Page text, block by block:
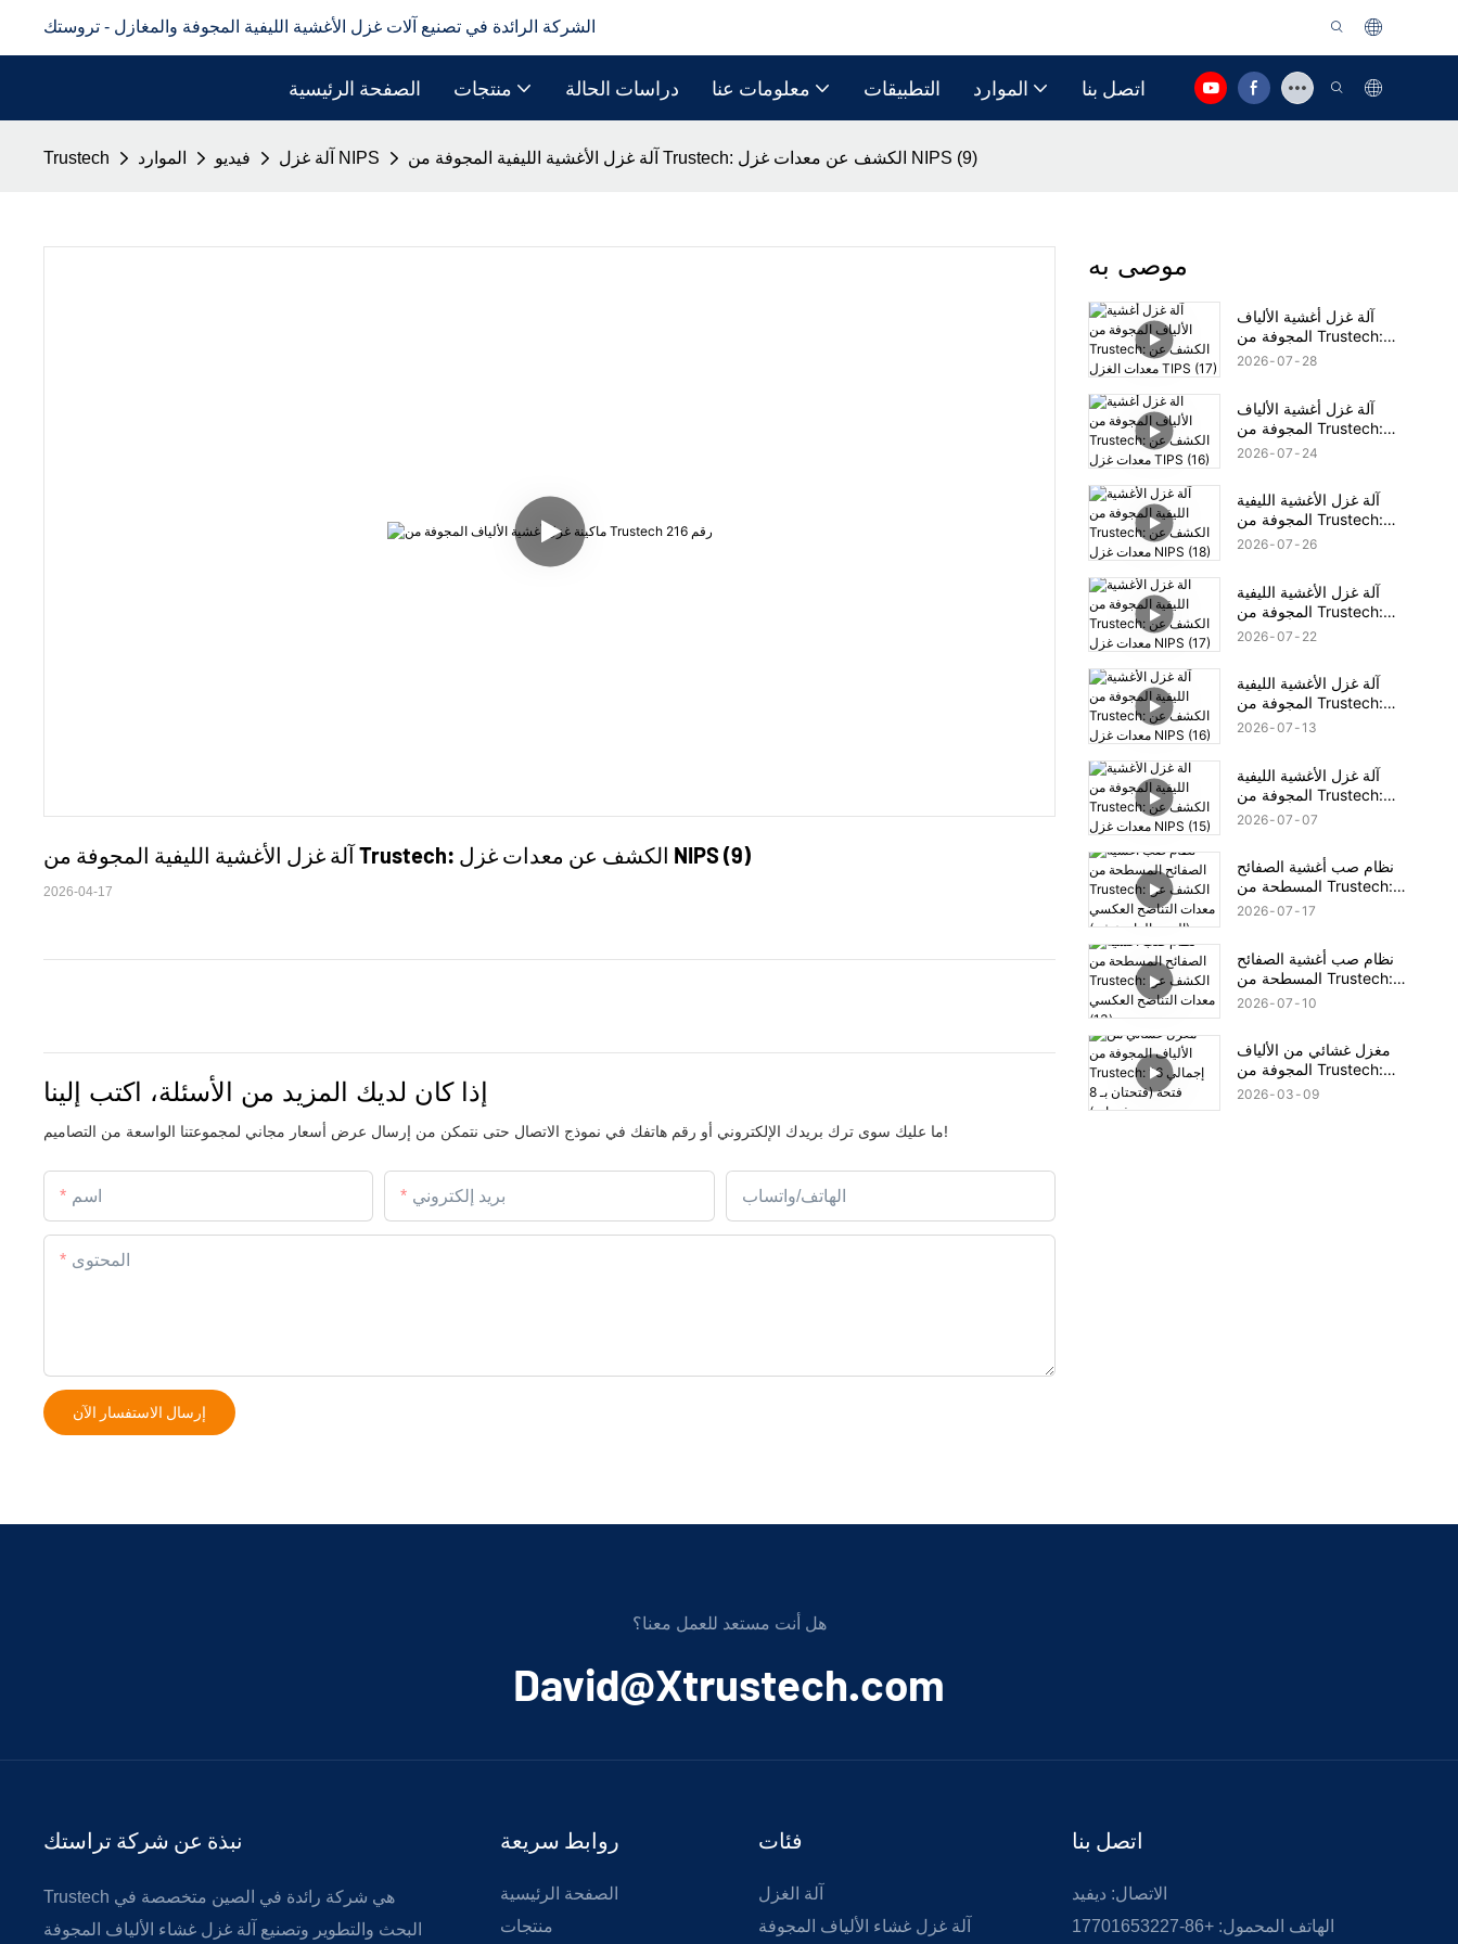
الشركة الرائدة في تصنيع آلات غزل الأغشية الليفية المجوفة والمغازل - تروستك
الصفحة الرئيسية منتجات دراسات الحالة معلومات عنا التطبيقات الموارد اتصل بنا
Trustech الموارد فيديو آلة غزل NIPS آلة غزل الأغشية الليفية المجوفة من Trustech: الكشف عن معدات غزل NIPS (9)
آلة غزل الأغشية الليفية المجوفة من Trustech: الكشف عن معدات غزل NIPS (9)
2026-04-17
إذا كان لديك المزيد من الأسئلة، اكتب إلينا
ما عليك سوى ترك بريدك الإلكتروني أو رقم هاتفك في نموذج الاتصال حتى نتمكن من إرسال عرض أسعار مجاني لمجموعتنا الواسعة من التصاميم!
اسم بريد إلكتروني الهاتف/واتساب
المحتوى
إرسال الاستفسار الآن
موصى به
آلة غزل أغشية الألياف
المجوفة من Trustech:
الكشف عن معدات الغزل
2026 07 28
آلة غزل أغشية الألياف
المجوفة من Trustech:
الكشف عن معدات غزل
2026 07 24
آلة غزل الأغشية الليفية
المجوفة من Trustech:
الكشف عن معدات غزل
2026 07 26
آلة غزل الأغشية الليفية
المجوفة من Trustech:
الكشف عن معدات غزل
2026 07 22
آلة غزل الأغشية الليفية
المجوفة من Trustech:
الكشف عن معدات غزل
2026 07 13
آلة غزل الأغشية الليفية
المجوفة من Trustech:
الكشف عن معدات غزل
2026 07 07
نظام صب أغشية الصفائح
المسطحة من Trustech:
الكشف عن معدات التناضح
2026 07 17
نظام صب أغشية الصفائح
المسطحة من Trustech:
الكشف عن معدات التناضح
2026 07 10
مغزل غشائي من الألياف
المجوفة من Trustech:
إجمالي 16 فتحة (فتحتان بـ
2026 03 09
هل أنت مستعد للعمل معنا؟
﻿David@Xtrustech.com
نبذة عن شركة تراستك
Trustech هي شركة رائدة في الصين متخصصة في
البحث والتطوير وتصنيع آلة غزل غشاء الألياف المجوفة
روابط سريعة
الصفحة الرئيسية
منتجات
فئات
آلة الغزل
آلة غزل غشاء الألياف المجوفة
اتصل بنا
الاتصال: ديفيد
الهاتف المحمول: +86-17701653227